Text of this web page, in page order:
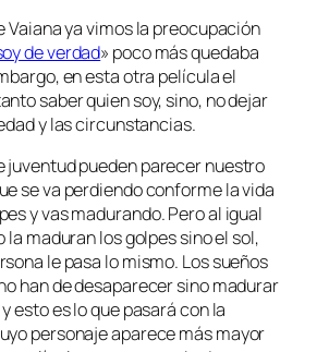
Vaiana ya vimos la preocupación
de verdad» poco más quedaba
en esta otra película el
saber quien soy, sino, no dejar
y las circunstancias.
juventud pueden parecer nuestro
se va perdiendo conforme la vida
y vas madurando. Pero al igual
la maduran los golpes sino el sol,
le pasa lo mismo. Los sueños
han de desaparecer sino madurar
esto es lo que pasará con la
personaje aparece más mayor